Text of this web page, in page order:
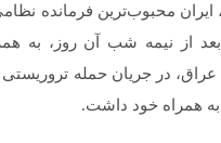
نیمه شب سیزدهم دی ماه سال ۹۸، ایران
از نیمه شب آن روز، به
در جریان حمله تروریستی
به همراه خود داشت.